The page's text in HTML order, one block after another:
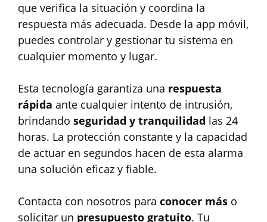
que verifica la situación y coordina la
respuesta más adecuada. Desde la app móvil,
puedes controlar y gestionar tu sistema en
cualquier momento y lugar.
Esta tecnología garantiza una respuesta
rápida ante cualquier intento de intrusión,
brindando seguridad y tranquilidad las 24
horas. La protección constante y la capacidad
de actuar en segundos hacen de esta alarma
una solución eficaz y fiable.
Contacta con nosotros para conocer más o
solicitar un presupuesto gratuito. Tu